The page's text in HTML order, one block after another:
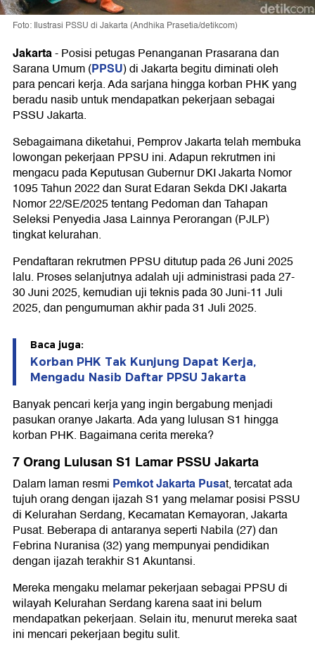
Foto: Ilustrasi PSSU di Jakarta (Andhika Prasetia/detikcom)
Jakarta-Posisi petugas Penanganan Prasarana dan
Sarana Umum (PPSU) di Jakarta begitu diminati oleh
para pencari kerja. Ada sarjana hingga korban PHK yang
beradu nasib untuk mendapatkan pekerjaan sebagai
PSSU Jakarta.
Sebagaimana diketahui, Pemprov Jakarta telah membuka
lowongan pekerjaan PPSU ini. Adapun rekrutmen ini
mengacu pada Keputusan Gubernur DKI Jakarta Nomor
1095 Tahun 2022 dan Surat Edaran Sekda DKI Jakarta
Nomor 22/SE/2025 tentang Pedoman dan Tahapan
Seleksi Penyedia Jasa Lainnya Perorangan (PJLP)
tingkat kelurahan.
Pendaftaran rekrutmen PPSU ditutup pada 26 Juni 2025
lalu. Proses selanjutnya adalah uji administrasi pada 27-
30 Juni 2025, kemudian uji teknis pada 30 Juni-11 Juli
2025, dan pengumuman akhir pada 31 Juli 2025.
Baca juga:
Korban PHK Tak Kunjung Dapat Kerja,
Mengadu Nasib Daftar PPSU Jakarta
Banyak pencari kerja yang ingin bergabung menjadi
pasukan oranye Jakarta. Ada yang lulusan S1 hingga
korban PHK. Bagaimana cerita mereka?
7 Orang Lulusan S1 Lamar PSSU Jakarta
Dalam laman resmi Pemkot Jakarta Pusat, tercatat ada
tujuh orang dengan ijazah S1 yang melamar posisi PSSU
di Kelurahan Serdang, Kecamatan Kemayoran, Jakarta
Pusat. Beberapa di antaranya seperti Nabila (27) dan
Febrina Nuranisa (32) yang mempunyai pendidikan
dengan ijazah terakhir S1 Akuntansi.
Mereka mengaku melamar pekerjaan sebagai PPSU di
wilayah Kelurahan Serdang karena saat ini belum
mendapatkan pekerjaan. Selain itu, menurut mereka saat
ini mencari pekerjaan begitu sulit.